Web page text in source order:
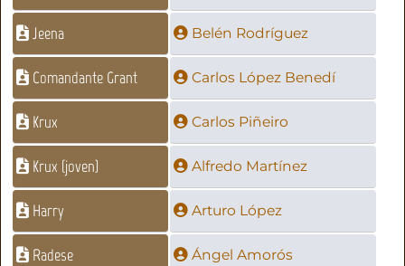
Jeena Belén Rodríguez
Comandante Grant Carlos López Benedí
Krux Carlos Piñeiro
Krux (joven) Alfredo Martínez
Harry Arturo López
Radese Ángel Amorós